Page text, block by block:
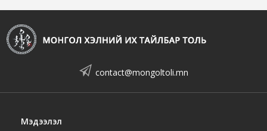
contact@mongoltoli.mn
Мэдээлэл